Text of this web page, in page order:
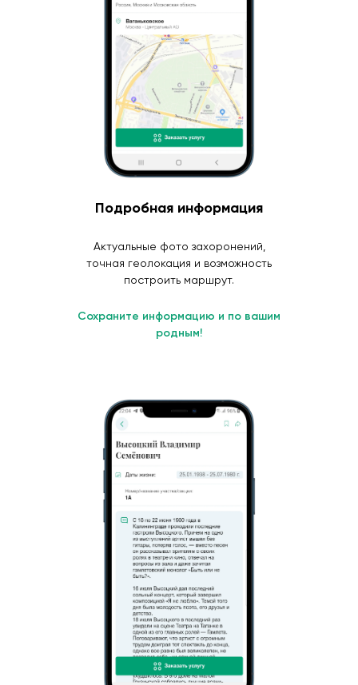
Подробная информация
Актуальные фото захоронений,
точная геолокация и возможность
построить маршрут.
Сохраните информацию и по вашим
родным!